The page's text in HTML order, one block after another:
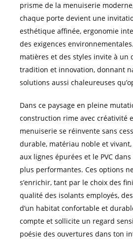
prisme de la menuiserie
chaque porte devient une
esthétique affinée, ergonomie
des exigences
matières et des styles invite à un
tradition et innovation, donnant
solutions aussi chaleureuses
Dans ce paysage en pleine
construction rime avec créativité
menuiserie se réinvente sans
durable, matériau noble et vivant,
aux lignes épurées et le PVC
plus performantes. Ces options
s’enrichir, tant par le choix des
qualité des isolants employés,
d’un habitat confortable et
compte et sollicite un regard
poésie des ouvertures dans ton